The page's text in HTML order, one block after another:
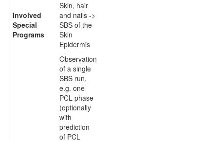
Involved
Special
Programs
Skin, hair
and nails ->
SBS of the
Skin
Epidermis
Observation
of a single
SBS run,
e.g. one
PCL phase
(optionally
with
prediction
of PCL